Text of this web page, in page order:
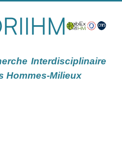
Interdisciplinaire
Hommes-Milieux